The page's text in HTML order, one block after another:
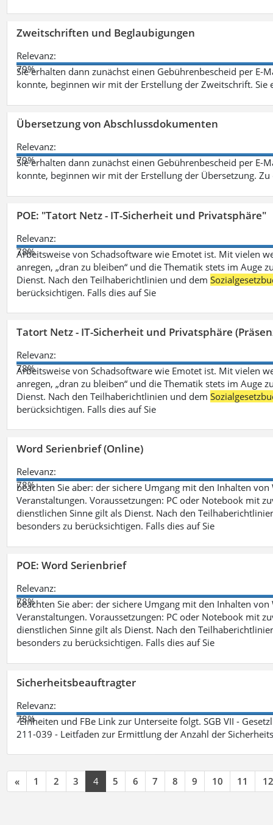
Zweitschriften und Beglaubigungen
Relevanz:
79%
Sie erhalten dann zunächst einen Gebührenbescheid per E-
konnte, beginnen wir mit der Erstellung der Zweitschrift. Sie
Übersetzung von Abschlussdokumenten
Relevanz:
79%
Sie erhalten dann zunächst einen Gebührenbescheid per E-
konnte, beginnen wir mit der Erstellung der Übersetzung.
POE: "Tatort Netz - IT-Sicherheit und Privatsphäre"
Relevanz:
78%
Arbeitsweise von Schadsoftware wie Emotet ist. Mit vielen
anregen, „dran zu bleiben“ und die Thematik stets im
Dienst. Nach den Teilhaberichtlinien und dem
berücksichtigen. Falls dies auf Sie
Tatort Netz - IT-Sicherheit und Privatsphäre
Relevanz:
78%
Arbeitsweise von Schadsoftware wie Emotet ist. Mit vielen
anregen, „dran zu bleiben“ und die Thematik stets im
Dienst. Nach den Teilhaberichtlinien und dem
berücksichtigen. Falls dies auf Sie
Word Serienbrief (Online)
Relevanz:
78%
beachten Sie aber: der sichere Umgang mit den Inhalten
Veranstaltungen. Voraussetzungen: PC oder Notebook mit
dienstlichen Sinne gilt als Dienst. Nach den
besonders zu berücksichtigen. Falls dies auf Sie
POE: Word Serienbrief
Relevanz:
78%
beachten Sie aber: der sichere Umgang mit den Inhalten
Veranstaltungen. Voraussetzungen: PC oder Notebook mit
dienstlichen Sinne gilt als Dienst. Nach den
besonders zu berücksichtigen. Falls dies auf Sie
Sicherheitsbeauftragter
Relevanz:
78%
-Einheiten und FBe Link zur Unterseite folgt. SGB VII -
211-039 - Leitfaden zur Ermittlung der Anzahl der
« 1 2 3 4 5 6 7 8 9 10 11 12